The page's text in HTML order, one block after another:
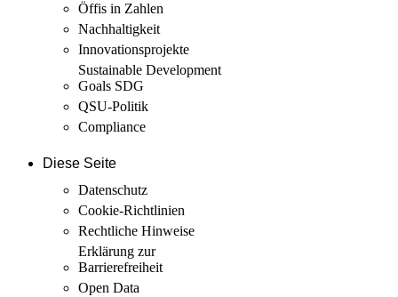
Öffis in Zahlen
Nachhaltigkeit
Innovations­projekte
Sustainable Development
Goals SDG
QSU-Politik
Compliance
Diese Seite
Datenschutz
Cookie-Richtlinien
Rechtliche Hinweise
Erklärung zur
Barrierefreiheit
Open Data